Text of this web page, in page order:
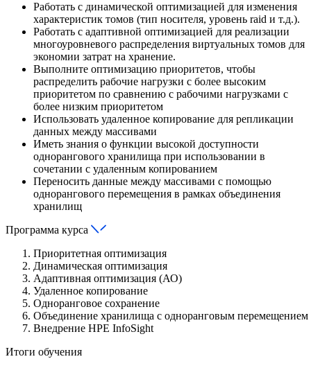
Работать с динамической оптимизацией для изменения
характеристик томов (тип носителя, уровень raid и т.д.).
Работать с адаптивной оптимизацией для реализации
многоуровневого распределения виртуальных томов для
экономии затрат на хранение.
Выполните оптимизацию приоритетов, чтобы
распределить рабочие нагрузки с более высоким
приоритетом по сравнению с рабочими нагрузками с
более низким приоритетом
Использовать удаленное копирование для репликации
данных между массивами
Иметь знания о функции высокой доступности
однорангового хранилища при использовании в
сочетании с удаленным копированием
Переносить данные между массивами с помощью
однорангового перемещения в рамках объединения
хранилищ
Программа курса
Приоритетная оптимизация
Динамическая оптимизация
Адаптивная оптимизация (АО)
Удаленное копирование
Одноранговое сохранение
Объединение хранилища с одноранговым перемещением
Внедрение HPE InfoSight
Итоги обучения